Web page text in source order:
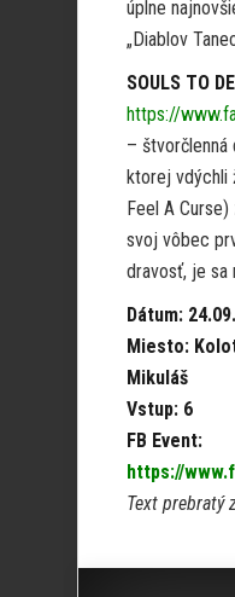
úplne
„Diablov
SOULS TO
https://
– štvorčlenná
ktorej vdýchli
Feel A
svoj vôbec
dravosť, je sa
Dátum:
Miesto:
Mikuláš
Vstup: 6
FB Event:
https://
Text prebratý